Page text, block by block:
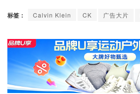
标签： Calvin Klein CK 广告大片